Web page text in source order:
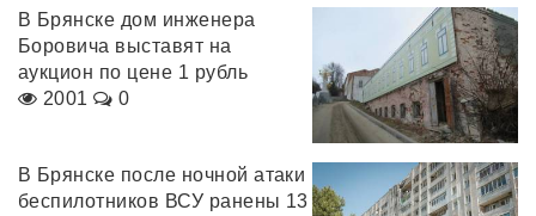
В Брянске дом инженера
Боровича выставят на
аукцион по цене 1 рубль
2001
0
В Брянске после ночной атаки
беспилотников ВСУ ранены 13